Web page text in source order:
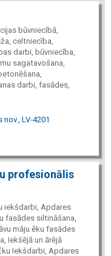
būvniecībā,
celtniecība,
darbi, būvniecība,
sagatavošana,
darbi, fasādes,
LV-4201
profesionālis
iekšdarbi, Apdares
fasādes siltināšana,
māju ēku fasādes
Iekšējā un ārējā
Iekšdarbi, Apdares